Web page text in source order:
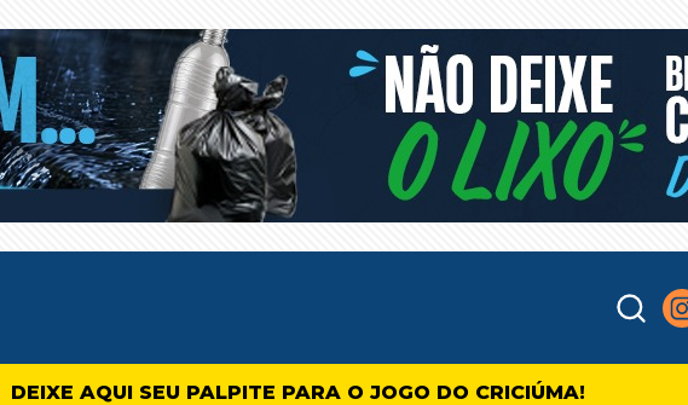
DEIXE AQUI SEU PALPITE PARA O JOGO DO CRICIÚMA!